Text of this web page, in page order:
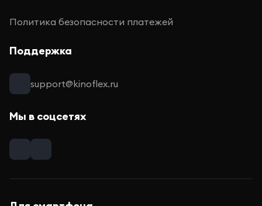
Политика безопасности платежей
Поддержка
support@kinoflex.ru
Мы в соцсетях